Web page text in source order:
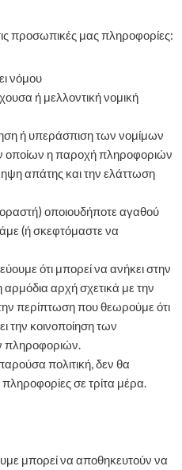
προσωπικές μας πληροφορίες:
νόμου
ή μελλοντική νομική
ή υπεράσπιση των νομίμων
οποίων η παροχή πληροφοριών
απάτης και την ελάττωση
οποιουδήποτε αγαθού
(ή σκεφτόμαστε να
ότι μπορεί να ανήκει στην
αρμόδια αρχή σχετικά με την
περίπτωση που θεωρούμε ότι
την κοινοποίηση των
πολιτική, δεν θα
σε τρίτα μέρα.
μπορεί να αποθηκευτούν να